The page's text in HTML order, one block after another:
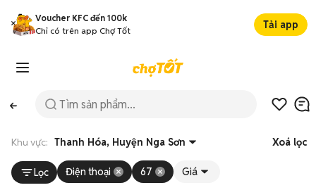
Voucher KFC đến 100k
Chỉ có trên app Chợ Tốt
Tải app
Khu vực: Thanh Hóa, Huyện Nga Sơn Xoá lọc
Lọc Điện thoại 67 Giá